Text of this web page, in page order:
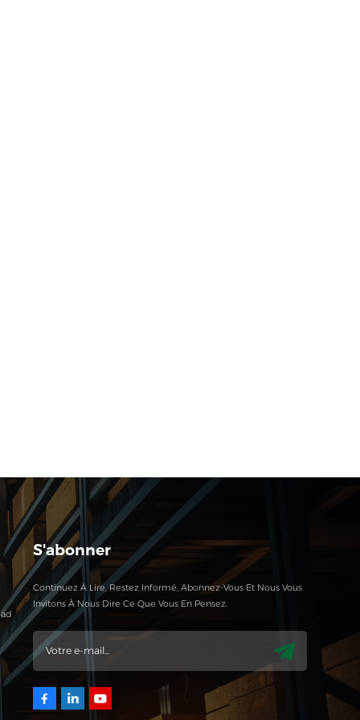
S'abonner
Continuez À Lire, Restez Informé, Abonnez-Vous Et Nous Vous
Invitons À Nous Dire Ce Que Vous En Pensez.